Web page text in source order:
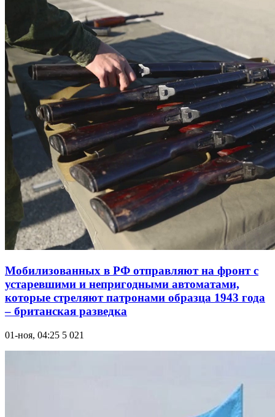
Мобилизованных в РФ отправляют на фронт с
устаревшими и непригодными автоматами,
которые стреляют патронами образца 1943 года
– британская разведка
01-ноя, 04:25 5 021